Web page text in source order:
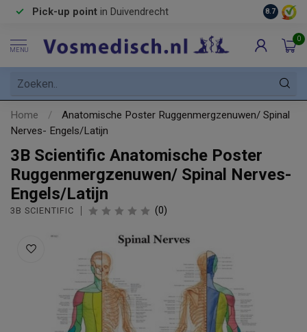
Pick-up point in Duivendrecht 8.7
MENU
0
Home /
Anatomische Poster Ruggenmergzenuwen/ Spinal
Nerves- Engels/Latijn
3B Scientific Anatomische Poster
Ruggenmergzenuwen/ Spinal Nerves-
Engels/Latijn
3B SCIENTIFIC (0)